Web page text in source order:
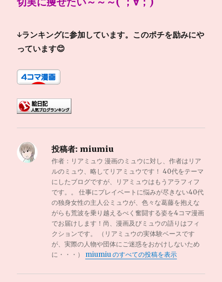
↓ランキングに参加しています。このポチを励みにや
っています😊
投稿者: miumiu
作者：リアミュウ 漫画のミュウに対し、作者はリア
ルのミュウ、略してリアミュウです！ 40代をテーマ
にしたブログですが、リアミュウはもうアラフィフ
です。。 仕事にプレイベートに悩みが尽きない40代
の独身女性の主人公ミュウが、色々な葛藤を抱えな
がらも荒波を乗り越えるべく奮闘する姿を4コマ漫画
でお届けします！尚、漫画及びミュウの語りはフィ
クションです。 （リアミュウの実体験ベースです
が、実際の人物や団体にご迷惑をおかけしないため
に・・・） miumiu のすべての投稿を表示